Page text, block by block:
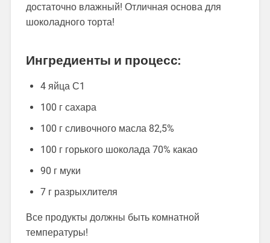
достаточно влажный! Отличная основа для
шоколадного торта!
Ингредиенты и процесс:
4 яйца С1
100 г сахара
100 г сливочного масла 82,5%
100 г горького шоколада 70% какао
90 г муки
7 г разрыхлителя
Все продукты должны быть комнатной
температуры!